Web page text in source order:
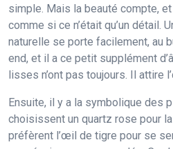
simple. Mais la beauté compte,
comme si ce n’était qu’un détail.
naturelle se porte facilement, au
end, et il a ce petit supplément
lisses n’ont pas toujours. Il attire
Ensuite, il y a la symbolique des
choisissent un quartz rose pour la
préfèrent l’œil de tigre pour se